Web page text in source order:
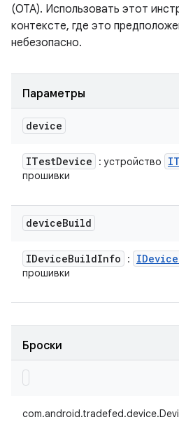
(OTA). Использовать этот
контексте, где это
небезопасно.
Параметры
device
ITestDevice : устройство
прошивки
deviceBuild
IDeviceBuildInfo : IDevice
прошивки
Броски